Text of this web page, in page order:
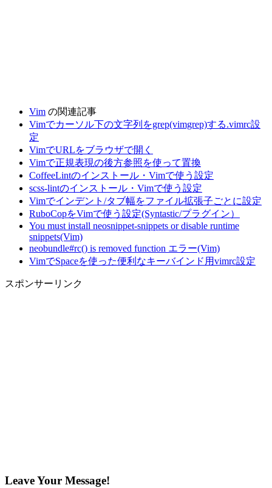
Vim の関連記事
Vimでカーソル下の文字列をgrep(vimgrep)する.vimrc設
定
VimでURLをブラウザで開く
Vimで正規表現の後方参照を使って置換
CoffeeLintのインストール・Vimで使う設定
scss-lintのインストール・Vimで使う設定
Vimでインデント/タブ幅をファイル拡張子ごとに設定
RuboCopをVimで使う設定(Syntastic/プラグイン）
You must install neosnippet-snippets or disable runtime
snippets(Vim)
neobundle#rc() is removed function エラー(Vim)
VimでSpaceを使った便利なキーバインド用vimrc設定
スポンサーリンク
Leave Your Message!